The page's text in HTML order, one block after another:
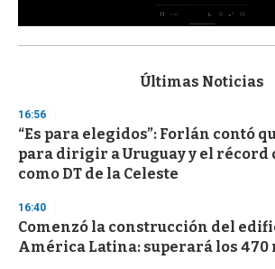
s
d
s
o
f
3
s
e
c
o
Últimas Noticias
16:56
“Es para elegidos”: Forlán contó
para dirigir a Uruguay y el récord
como DT de la Celeste
16:40
Comenzó la construcción del
América Latina: superará los 470